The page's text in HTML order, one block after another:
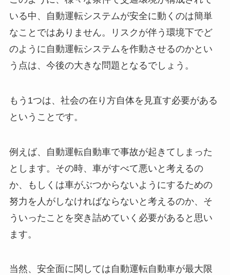
いる中、自動運転システムが安全に動くのは簡単
なことではありません。リスクが伴う環境下でど
のように自動運転システムを作動させるのかとい
う点は、今後の大きな問題となるでしょう。
もう1つは、社会の在り方自体を見直す必要がある
ということです。
例えば、自動運転自動車で事故が起きてしまった
とします。その時、車がすべて悪いと考えるの
か、もしくは車がぶつからないようにするための
努力を人がしなければならないと考えるのか、そ
ういったことを突き詰めていく必要があると思い
ます。
当然、安全面に関しては自動運転自動車が最大限